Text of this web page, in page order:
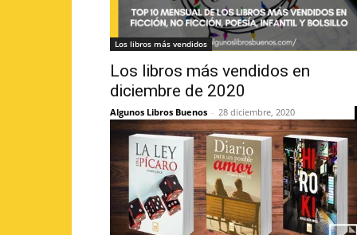
Los libros más vendidos
Los libros más vendidos en
diciembre de 2020
Algunos Libros Buenos - 28 diciembre, 2020